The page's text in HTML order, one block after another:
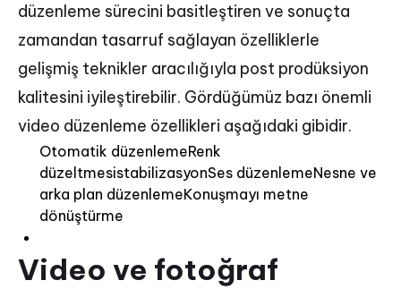
düzenleme sürecini basitleştiren ve sonuçta
zamandan tasarruf sağlayan özelliklerle
gelişmiş teknikler aracılığıyla post prodüksiyon
kalitesini iyileştirebilir. Gördüğümüz bazı önemli
video düzenleme özellikleri aşağıdaki gibidir.
Otomatik düzenlemeRenk
düzeltmesistabilizasyonSes düzenlemeNesne ve
arka plan düzenlemeKonuşmayı metne
dönüştürme
Video ve fotoğraf